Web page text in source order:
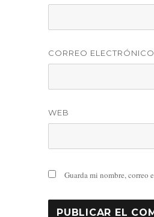
CORREO ELECTRÓNICO
WEB
Guarda mi nombre, correo